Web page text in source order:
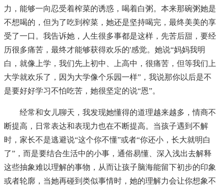
力，能够一向忍受着榨菜的诱惑，喝着白粥。本来那碗粥她是
不想喝的，但为了吃到榨菜，她还是坚持喝完，最终美美的享
受了一口。我告诉她，人生很多事都是这样，先苦后甜，要经
历很多痛苦，最终才能够获得欢乐的'感觉。她说“妈妈我明
白，就像上学，我们先上初中、上高中，很痛苦，但等我们上
大学就欢乐了，因为大学像个乐园一样”，我说那你以后是不
是要好好学习不怕吃苦，她很坚定的说“恩”。
经常和女儿聊天，我发现她懂得的道理越来越多，情商不
断提高，日常表达和表现力也在不断提高。当孩子遇到不解
时，家长不是逃避说“这个你不懂”或者“你还小，长大就明白
了”，而是要结合生活中的小事，通俗易懂、深入浅出去解释
这些抽象难以理解的事物，从而让孩子脑海能留下初步的印象
或者轮廓，当她再碰到类似事情时，她的理解力会让你想象不